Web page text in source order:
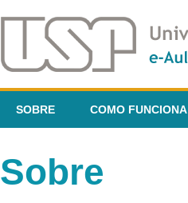
SOBRE COMO FUNCIONA
Sobre